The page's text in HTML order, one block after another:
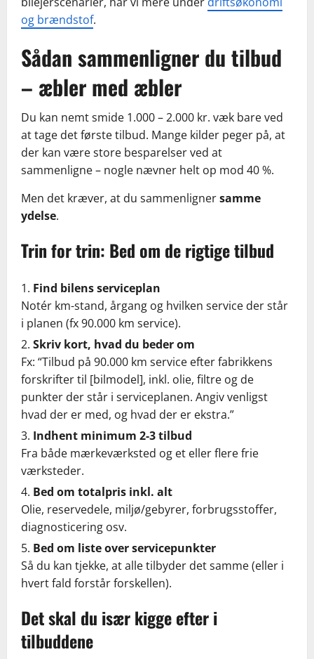
og brændstof.
Sådan sammenligner du tilbud
– æbler med æbler
Du kan nemt smide 1.000 – 2.000 kr. væk bare ved
at tage det første tilbud. Mange kilder peger på, at
der kan være store besparelser ved at
sammenligne – nogle nævner helt op mod 40 %.
Men det kræver, at du sammenlignersamme
ydelse.
Trin for trin: Bed om de rigtige tilbud
Find bilens serviceplan
Notér km-stand, årgang og hvilken service der står
i planen (fx 90.000 km service).
Skriv kort, hvad du beder om
Fx: “Tilbud på 90.000 km service efter fabrikkens
forskrifter til [bilmodel], inkl. olie, filtre og de
punkter der står i serviceplanen. Angiv venligst
hvad der er med, og hvad der er ekstra.”
Indhent minimum 2-3 tilbud
Fra både mærkeværksted og et eller flere frie
værksteder.
Bed om totalpris inkl. alt
Olie, reservedele, miljø/gebyrer, forbrugsstoffer,
diagnosticering osv.
Bed om liste over servicepunkter
Så du kan tjekke, at alle tilbyder det samme (eller i
hvert fald forstår forskellen).
Det skal du især kigge efter i
tilbuddene